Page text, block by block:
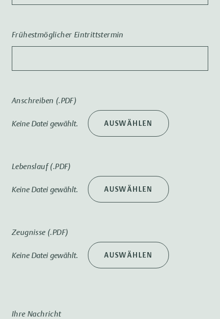
Frühestmöglicher Eintrittstermin
Anschreiben (.PDF)
Keine Datei gewählt. AUSWÄHLEN
Lebenslauf (.PDF)
Keine Datei gewählt. AUSWÄHLEN
Zeugnisse (.PDF)
Keine Datei gewählt. AUSWÄHLEN
Ihre Nachricht